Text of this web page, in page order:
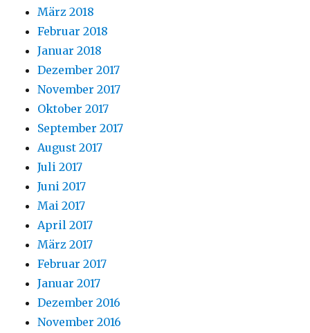
März 2018
Februar 2018
Januar 2018
Dezember 2017
November 2017
Oktober 2017
September 2017
August 2017
Juli 2017
Juni 2017
Mai 2017
April 2017
März 2017
Februar 2017
Januar 2017
Dezember 2016
November 2016